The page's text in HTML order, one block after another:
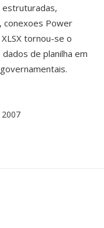
estruturadas,
conexoes Power
tornou-se o
de planilha em